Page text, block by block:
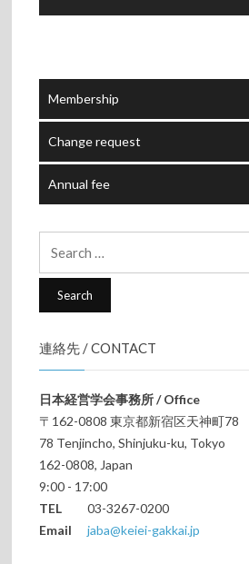
Membership
Change request
Annual fee
for:
連絡先 / CONTACT
日本経営学会事務所 / Office
〒162-0808 東京都新宿区天神町78
78 Tenjincho, Shinjuku-ku, Tokyo
162-0808, Japan
9:00 - 17:00
TEL03-3267-0200
Emailjaba@keiei-gakkai.jp